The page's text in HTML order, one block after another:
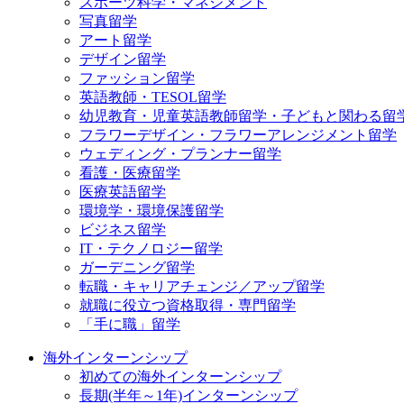
写真留学
アート留学
デザイン留学
ファッション留学
英語教師・TESOL留学
幼児教育・児童英語教師留学・子どもと関わる留
フラワーデザイン・フラワーアレンジメント留学
ウェディング・プランナー留学
看護・医療留学
医療英語留学
環境学・環境保護留学
ビジネス留学
IT・テクノロジー留学
ガーデニング留学
転職・キャリアチェンジ／アップ留学
就職に役立つ資格取得・専門留学
「手に職」留学
海外インターンシップ
初めての海外インターンシップ
長期(半年～1年)インターンシップ